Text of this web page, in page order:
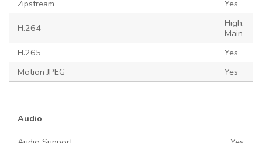
Zipstream Yes
H.264
High,
Main
H.265
Yes
Motion JPEG
Yes
Audio